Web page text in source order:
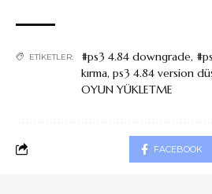
ETIKETLER: #ps3 4.84 downgrade,
kırma, ps3 4.84 version
OYUN YÜKLETME
FACEBOOK